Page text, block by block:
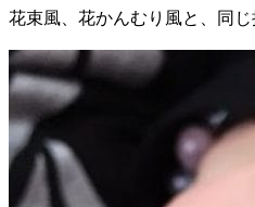
花束風、花かんむり風と、同